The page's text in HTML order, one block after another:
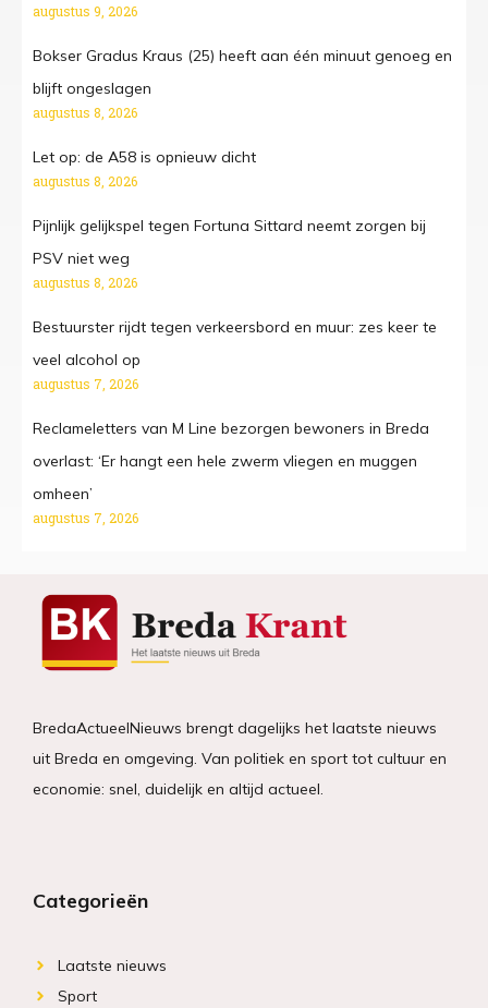
augustus 9, 2026
Bokser Gradus Kraus (25) heeft aan één minuut genoeg en
blijft ongeslagen
augustus 8, 2026
Let op: de A58 is opnieuw dicht
augustus 8, 2026
Pijnlijk gelijkspel tegen Fortuna Sittard neemt zorgen bij
PSV niet weg
augustus 8, 2026
Bestuurster rijdt tegen verkeersbord en muur: zes keer te
veel alcohol op
augustus 7, 2026
Reclameletters van M Line bezorgen bewoners in Breda
overlast: ‘Er hangt een hele zwerm vliegen en muggen
omheen’
augustus 7, 2026
BredaActueelNieuws brengt dagelijks het laatste nieuws
uit Breda en omgeving. Van politiek en sport tot cultuur en
economie: snel, duidelijk en altijd actueel.
Categorieën
Laatste nieuws
Sport